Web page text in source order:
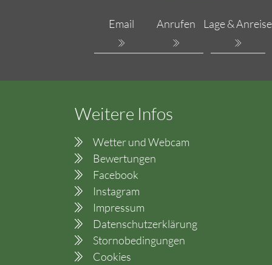
Email Anrufen Lage & Anreise
Weitere Infos
Wetter und Webcam
Bewertungen
Facebook
Instagram
Impressum
Datenschutzerklärung
Stornobedingungen
Cookies